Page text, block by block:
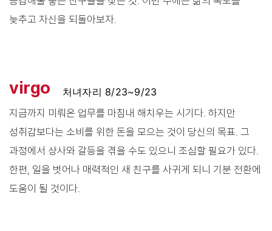
늦추고 자신을 되돌아보자.
virgo
처녀자리 8/23~9/23
지금까지 미뤄온 업무를 마침내 해치우는 시기다. 하지만
성취감보다는 소비를 위한 돈을 모으는 것이 당신의 목표. 그
과정에서 상사와 갈등을 겪을 수도 있으니 조심할 필요가 있다.
한편, 일을 벗어나 매력적인 새 친구를 사귀게 되니 기분 전환에
도움이 될 것이다.